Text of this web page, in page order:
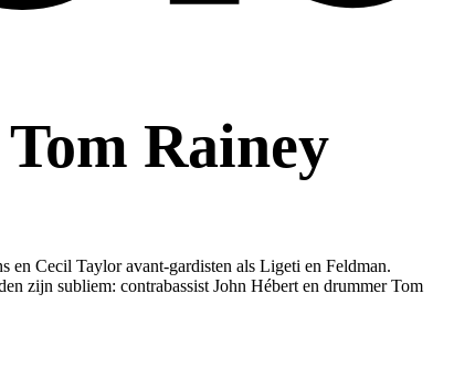
Rainey
en Cecil Taylor avant-gardisten als Ligeti en Feldman.
zijn subliem: contrabassist John Hébert en drummer Tom